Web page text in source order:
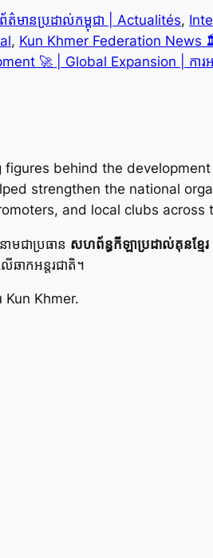
ានប្រដាល់កម្ពុជា | Actualités,
, Kun Khmer Federation News
🚀 | Global Expansion | ការអ
behind the
strengthen the national
and local clubs
ាមជាប្រធាន សហព័ន្ធកីឡាប្រដាល់គុនខ្មែរ
ាកអន្តរជាតិ។
Khmer.